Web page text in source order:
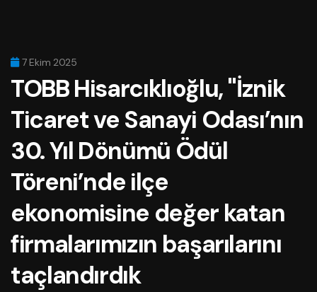
7 Ekim 2025
TOBBHisarcıklıoğlu, "İznik
Ticaret ve Sanayi Odası’nın
30. Yıl Dönümü Ödül
Töreni’nde ilçe
ekonomisine değer katan
firmalarımızın başarılarını
taçlandırdık